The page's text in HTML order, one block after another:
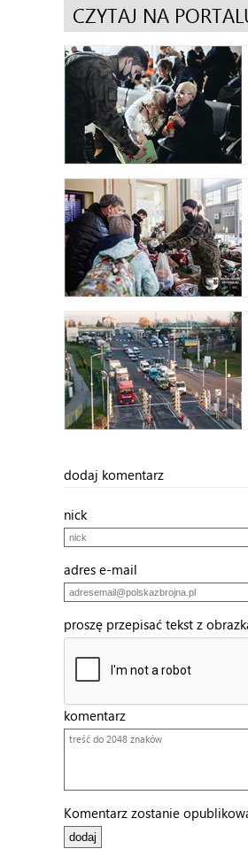
CZYTAJ NA
dodaj komentarz
nick
adres e-mail
proszę przepisać tekst z
komentarz
Komentarz zostanie